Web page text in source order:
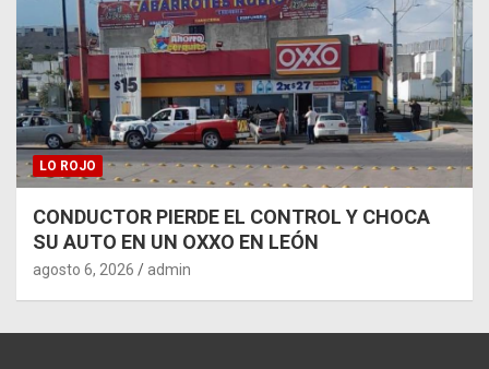
LO ROJO
CONDUCTOR PIERDE EL CONTROL Y CHOCA
SU AUTO EN UN OXXO EN LEÓN
agosto 6, 2026 admin